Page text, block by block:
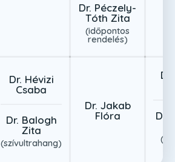
Dr. Péczely-
Tóth Zita
(időpontos
rendelés)
Dr. Hévizi
Csaba
Dr. Balogh
Zita
(szívultrahang)
Dr. Jakab
Flóra
Dr.